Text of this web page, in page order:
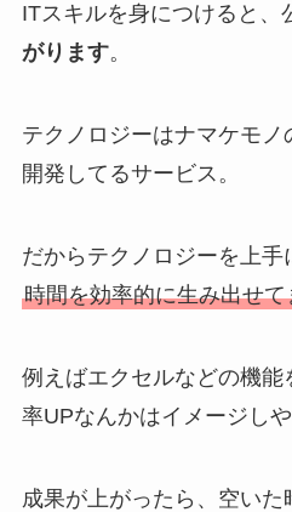
ITスキルを身につけると、
がります。
テクノロジーはナマケモ
開発してるサービス。
だからテクノロジーを上手
時間を効率的に生み出せて
例えばエクセルなどの機能
率UPなんかはイメージしや
成果が上がったら、空い